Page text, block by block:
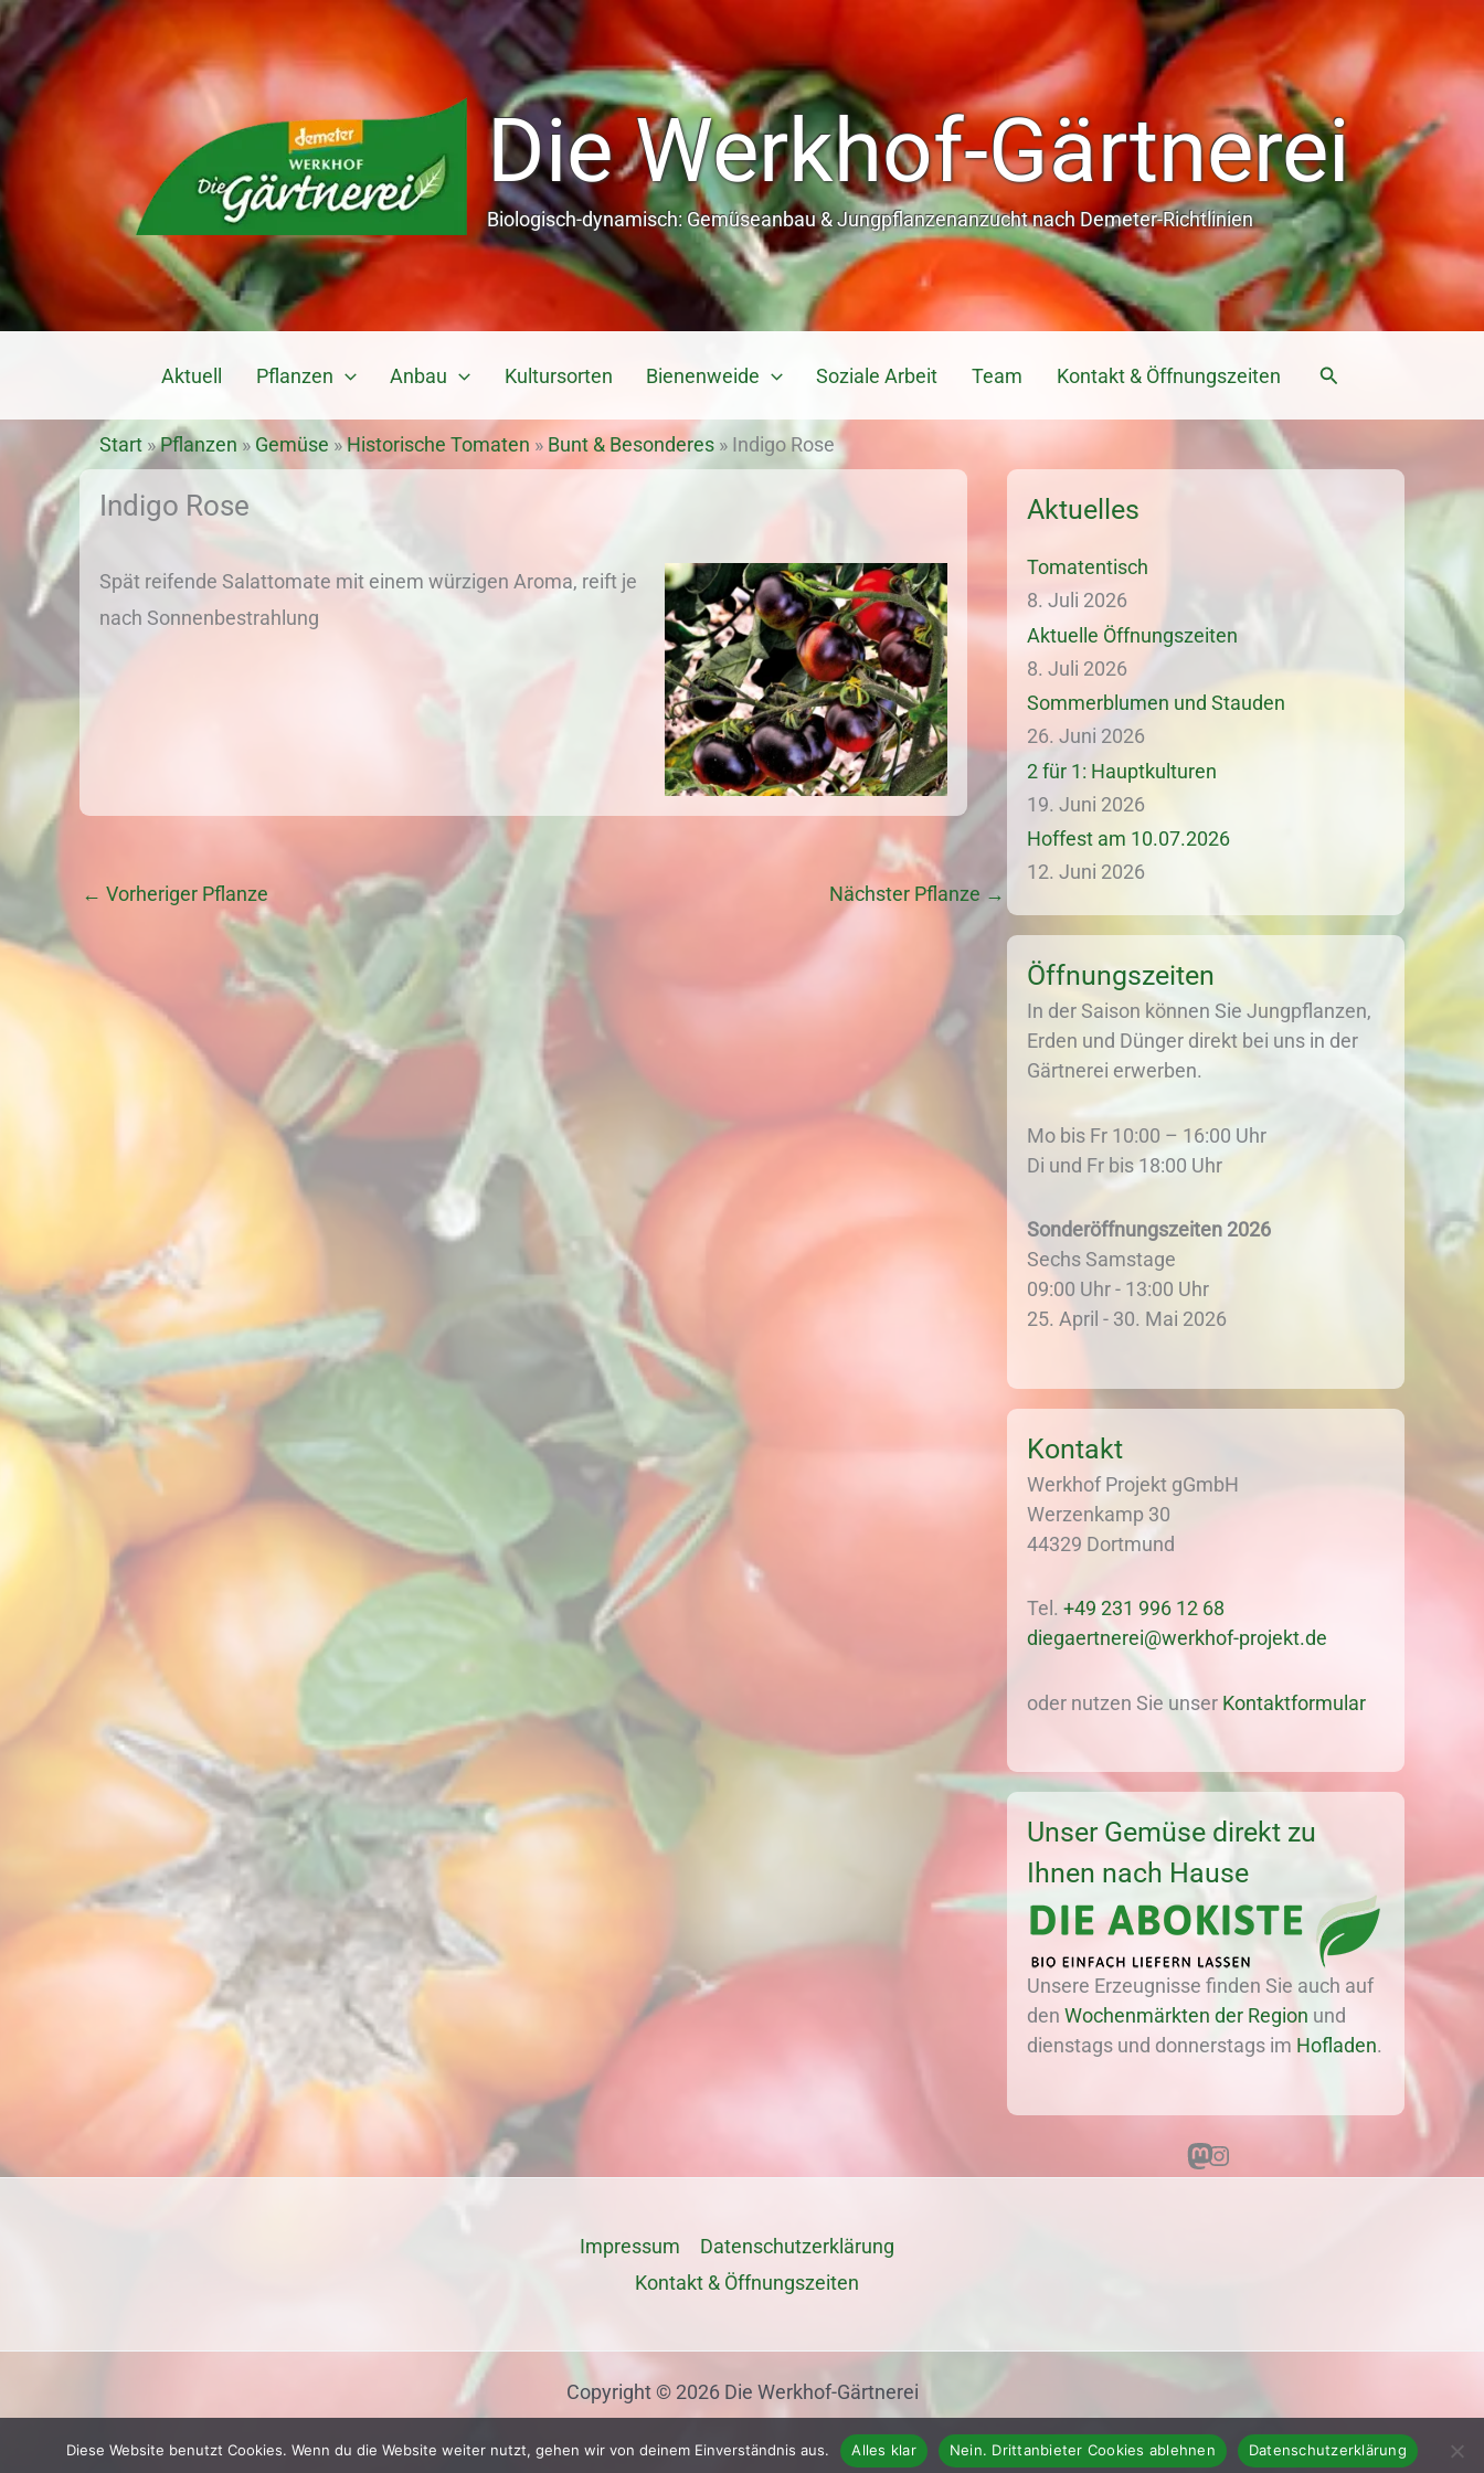
Zum
Inhalt
springen
Die Werkhof-Gärtnerei
Biologisch-dynamisch: Gemüseanbau & Jungpflanzenanzucht nach Demeter-Richtlinien
Aktuell Pflanzen Anbau Kultursorten Bienenweide Soziale Arbeit Team Kontakt & Öffnungszeiten Suchen
Start »Pflanzen » Gemüse »Historische Tomaten » Bunt & Besonderes » Indigo Rose
Indigo Rose
Spät reifende Salattomate mit einem würzigen Aroma, reift je
nach Sonnenbestrahlung
← Vorheriger Pflanze Nächster Pflanze →
Aktuelles
Tomatentisch
8. Juli 2026
Aktuelle Öffnungszeiten
8. Juli 2026
Sommerblumen und Stauden
26. Juni 2026
2 für 1: Hauptkulturen
19. Juni 2026
Hoffest am 10.07.2026
12. Juni 2026
Öffnungszeiten
In der Saison können Sie Jungpflanzen,
Erden und Dünger direkt bei uns in der
Gärtnerei erwerben.
Mo bis Fr 10:00 – 16:00 Uhr
Di und Fr bis 18:00 Uhr
Sonderöffnungszeiten 2026
Sechs Samstage
09:00 Uhr - 13:00 Uhr
25. April - 30. Mai 2026
Kontakt
Werkhof Projekt gGmbH
Werzenkamp 30
44329 Dortmund
Tel. +49 231 996 12 68
diegaertnerei@werkhof-projekt.de
oder nutzen Sie unser Kontaktformular
Unser Gemüse direkt zu
Ihnen nach Hause
Unsere Erzeugnisse finden Sie auch auf
den Wochenmärkten der Region und
dienstags und donnerstags im Hofladen.
MastodonInstagram
Impressum
Datenschutz­erklärung
Kontakt & Öffnungszeiten
Copyright © 2026 Die Werkhof-Gärtnerei
Diese Website benutzt Cookies. Wenn du die Website weiter nutzt, gehen wir von deinem Einverständnis aus. Alles klar Nein. Drittanbieter Cookies ablehnen Datenschutzerklärung